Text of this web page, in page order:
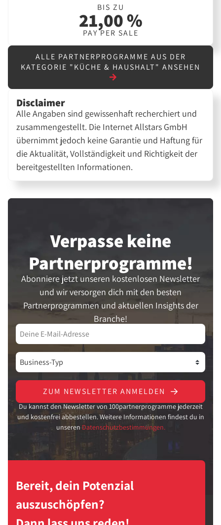
BIS ZU
21,00 %
PAY PER SALE
ALLE PARTNERPROGRAMME AUS DER
KATEGORIE "KÜCHE & HAUSHALT" ANSEHEN
Disclaimer
Alle Angaben sind gewissenhaft recherchiert und
zusammengestellt. Die Internet Allstars GmbH
übernimmt jedoch keine Garantie und Haftung für
die Aktualität, Vollständigkeit und Richtigkeit der
bereitgestellten Informationen.
Verpasse keine
Partner­programme!
Abonniere jetzt unseren kostenlosen Newsletter
und wir versorgen dich mit den besten
Partnerprogrammen und aktuellen Insights der
Branche!
ZUM NEWSLETTER ANMELDEN
Du kannst den Newsletter von 100partnerprogramme jederzeit
und kostenfrei abbestellen. Weitere Informationen findest du in
unseren Datenschutzbestimmungen.
Bereit, dein Potenzial
auszuschöpfen?